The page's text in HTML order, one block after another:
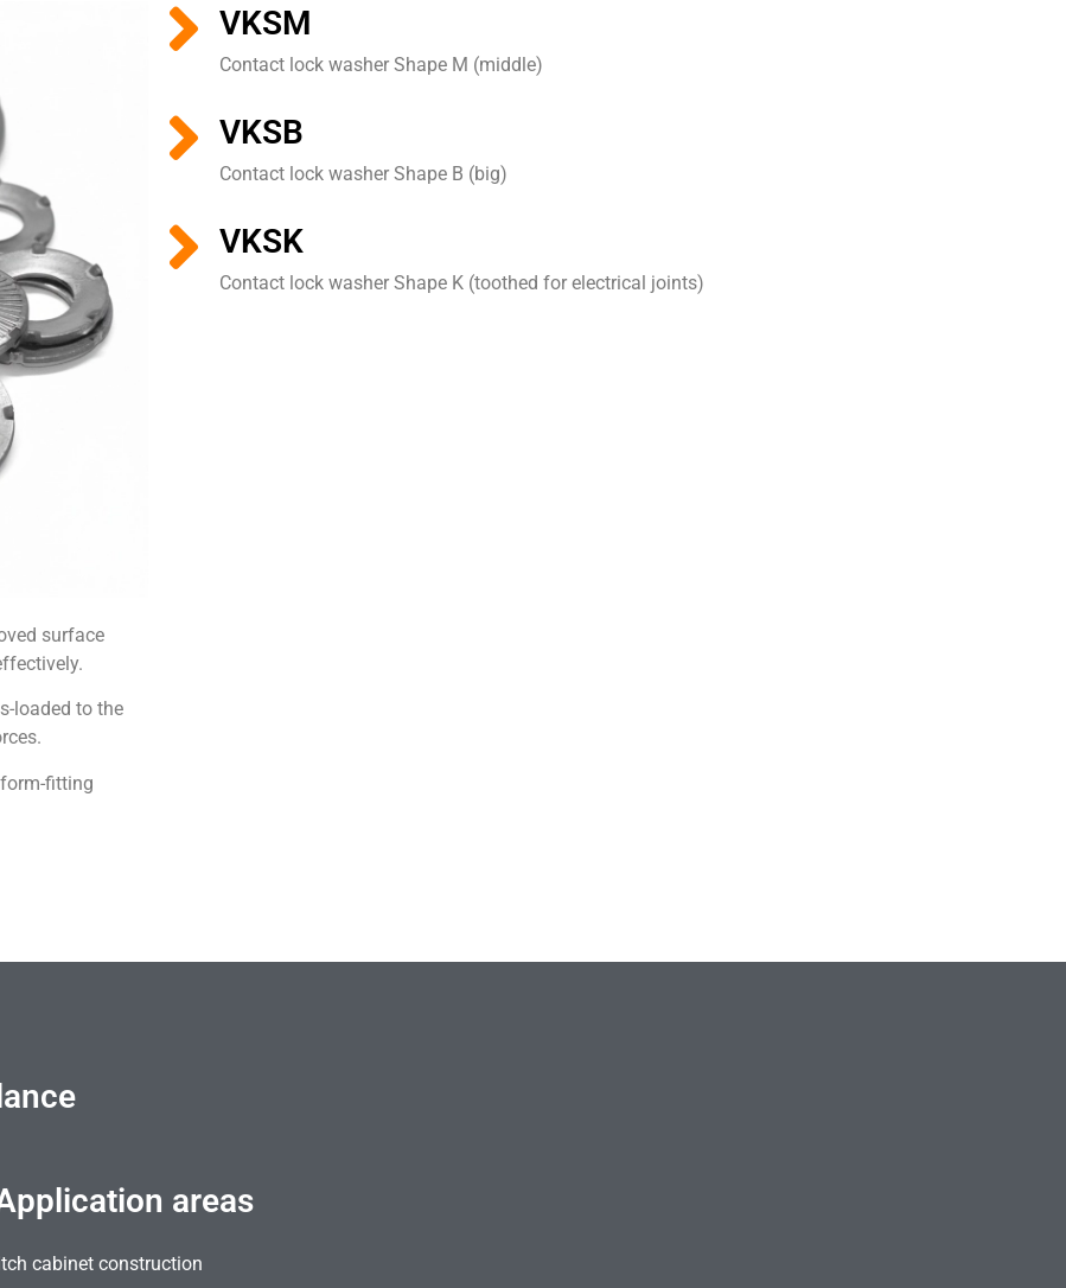
surface
loaded to the
fitting
VKSM
Contact lock washer Shape M (middle)
VKSB
Contact lock washer Shape B (big)
VKSK
Contact lock washer Shape K (toothed for electrical joints)
areas
cabinet construction